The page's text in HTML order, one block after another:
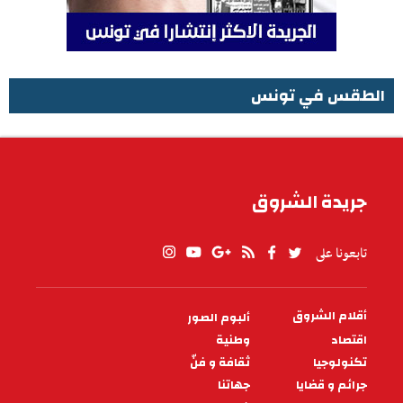
الطقس في تونس
جريدة الشروق
تابعونا على
PIED
DE
PAGE
أقلام الشروق
ألبوم الصور
اقتصاد
وطنية
تكنولوجيا
ثقافة و فنّ
جرائم و قضايا
جهاتنا